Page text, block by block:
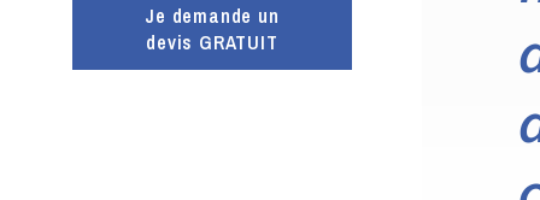
Je demande un
devis GRATUIT